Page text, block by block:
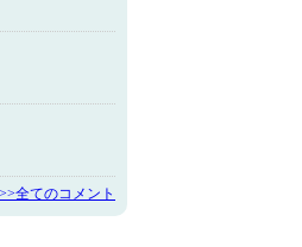
>>全てのコメント